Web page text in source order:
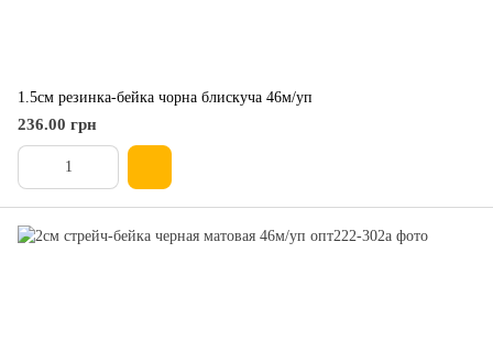
1.5см резинка-бейка чорна блискуча 46м/уп
236.00 грн